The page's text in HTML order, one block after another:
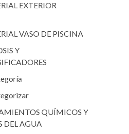
EXTERIOR
VASO DE PISCINA
Y
QUÍMICOS Y
DEL AGUA